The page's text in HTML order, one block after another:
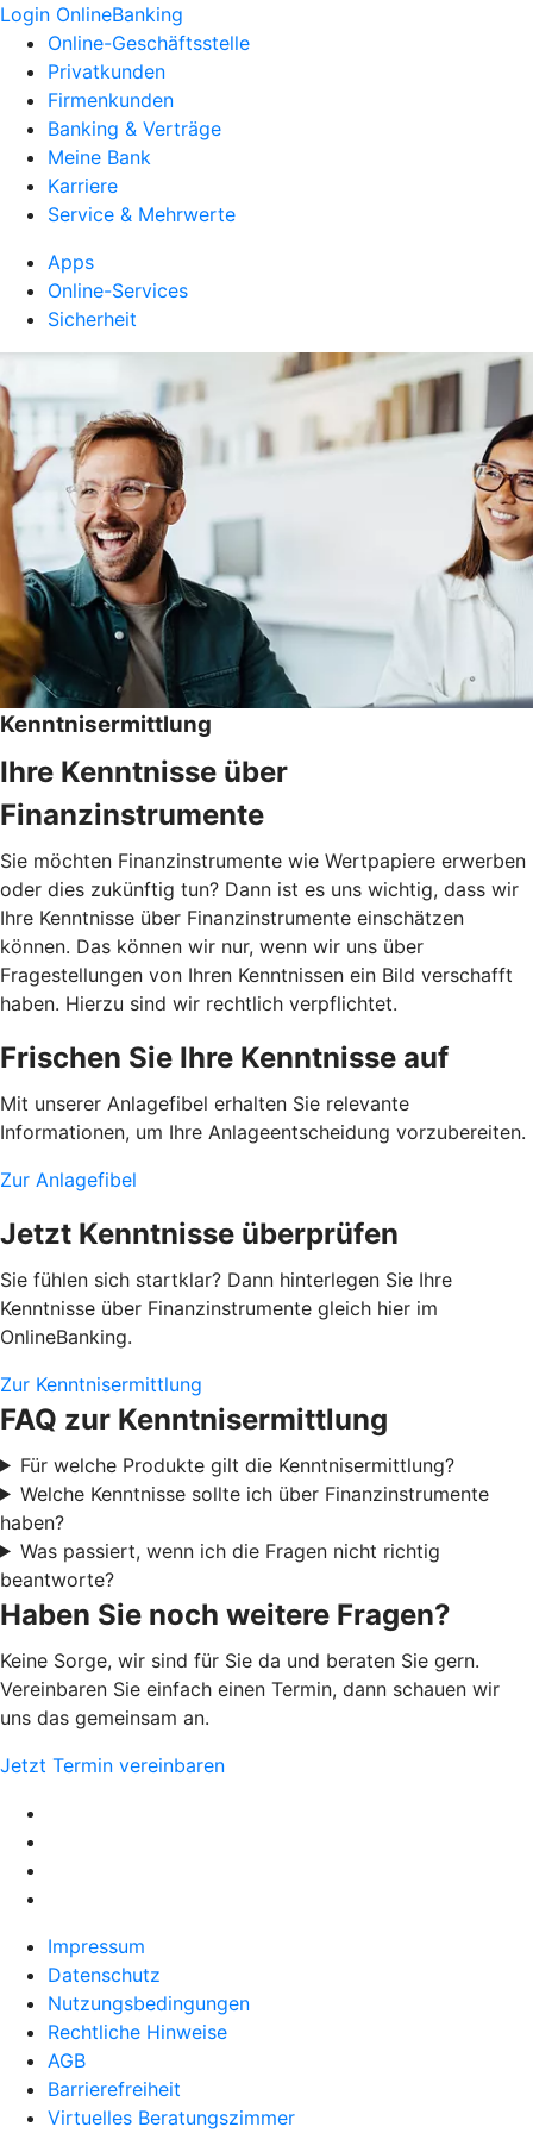
Login OnlineBanking
Online-Geschäftsstelle
Privatkunden
Firmenkunden
Banking & Verträge
Meine Bank
Karriere
Service & Mehrwerte
Apps
Online-Services
Sicherheit
Kenntnisermittlung
Ihre Kenntnisse über
Finanzinstrumente
Sie möchten Finanzinstrumente wie Wertpapiere erwerben
oder dies zukünftig tun? Dann ist es uns wichtig, dass wir
Ihre Kenntnisse über Finanzinstrumente einschätzen
können. Das können wir nur, wenn wir uns über
Fragestellungen von Ihren Kenntnissen ein Bild verschafft
haben. Hierzu sind wir rechtlich verpflichtet.
Frischen Sie Ihre Kenntnisse auf
Mit unserer Anlagefibel erhalten Sie relevante
Informationen, um Ihre Anlageentscheidung vorzubereiten.
Zur Anlagefibel
Jetzt Kenntnisse überprüfen
Sie fühlen sich startklar? Dann hinterlegen Sie Ihre
Kenntnisse über Finanzinstrumente gleich hier im
OnlineBanking.
Zur Kenntnisermittlung
FAQ zur Kenntnisermittlung
Für welche Produkte gilt die Kenntnisermittlung?
Welche Kenntnisse sollte ich über Finanzinstrumente
haben?
Was passiert, wenn ich die Fragen nicht richtig
beantworte?
Haben Sie noch weitere Fragen?
Keine Sorge, wir sind für Sie da und beraten Sie gern.
Vereinbaren Sie einfach einen Termin, dann schauen wir
uns das gemeinsam an.
Jetzt Termin vereinbaren
Impressum
Datenschutz
Nutzungsbedingungen
Rechtliche Hinweise
AGB
Barrierefreiheit
Virtuelles Beratungszimmer